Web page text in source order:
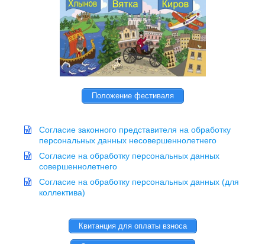
Положение фестиваля
Согласие законного представителя на обработку
персональных данных несовершеннолетнего
Согласие на обработку персональных данных
совершеннолетнего
Согласие на обработку персональных данных (для
коллектива)
Квитанция для оплаты взноса